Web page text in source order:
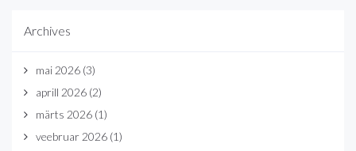
Archives
mai 2026 (3)
aprill 2026 (2)
märts 2026 (1)
veebruar 2026 (1)